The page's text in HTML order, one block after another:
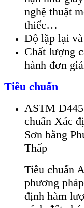
nghệ thuật
thiếc…
Độ lặp lại và
Chất lượng
hành đơn
Tiêu chuẩn
ASTM
chuẩn Xác
Sơn bằng
Thấp
Tiêu chuẩn
phương
định hàm